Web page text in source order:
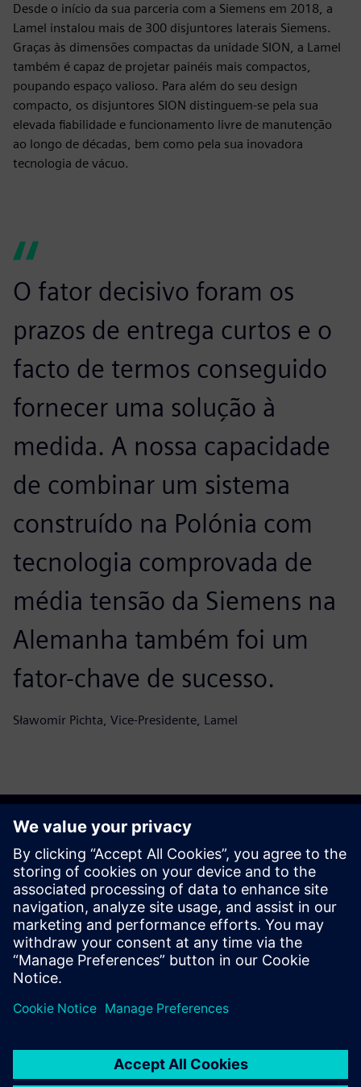
Desde o início da sua parceria com a Siemens em 2018, a
Lamel instalou mais de 300 disjuntores laterais Siemens.
Graças às dimensões compactas da unidade SION, a Lamel
também é capaz de projetar painéis mais compactos,
poupando espaço valioso. Para além do seu design
compacto, os disjuntores SION distinguem-se pela sua
elevada fiabilidade e funcionamento livre de manutenção
ao longo de décadas, bem como pela sua inovadora
tecnologia de vácuo.
O fator decisivo foram os
prazos de entrega curtos e o
facto de termos conseguido
fornecer uma solução à
medida. A nossa capacidade
de combinar um sistema
construído na Polónia com
tecnologia comprovada de
média tensão da Siemens na
Alemanha também foi um
fator-chave de sucesso.
Sławomir Pichta, Vice-Presidente, Lamel
Comece a sua viagem
Contact us